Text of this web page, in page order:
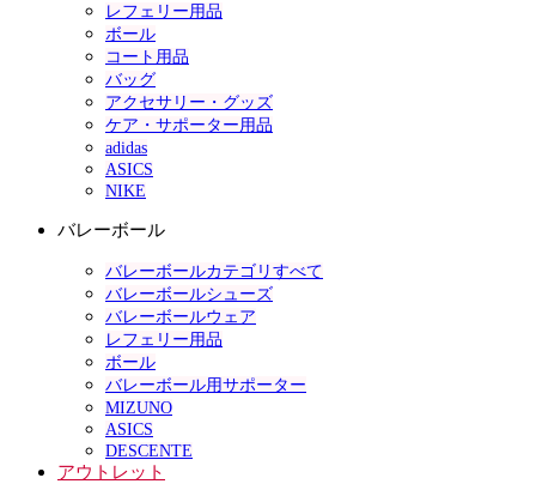
レフェリー用品
ボール
コート用品
バッグ
アクセサリー・グッズ
ケア・サポーター用品
adidas
ASICS
NIKE
バレーボール
バレーボールカテゴリすべて
バレーボールシューズ
バレーボールウェア
レフェリー用品
ボール
バレーボール用サポーター
MIZUNO
ASICS
DESCENTE
アウトレット